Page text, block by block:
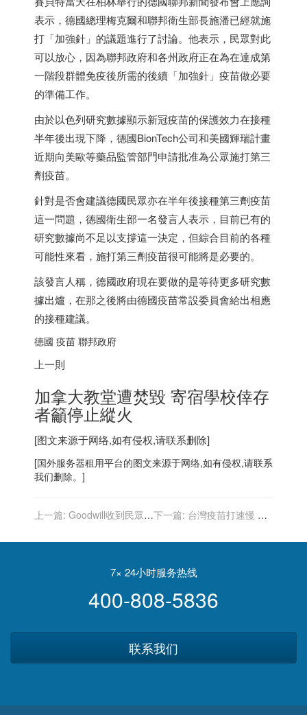
表示，德國總理梅克爾和聯邦衛生部長施潘已經就施
打「加強針」的議題進行了討論。他表示，民眾對此
可以放心，因為聯邦政府和各州政府正在為在達成第
一階段群體免疫後所需的後續「加強針」疫苗做必要
的準備工作。
由於以色列研究數據顯示新冠疫苗的保護效力在接種
半年後出現下降，德國BionTech公司和美國輝瑞計畫
近期向美歐等藥品監管部門申請批准為公眾施打第三
劑疫苗。
針對是否會建議德國民眾亦在半年後接種第三劑疫苗
這一問題，德國衛生部一名發言人表示，目前已有的
研究數據尚不足以支撐這一決定，但綜合目前的各種
可能性來看，施打第三劑疫苗很可能將是必要的。
該發言人稱，德國政府現在要做的是等待更多研究數
據出爐，在那之後將由德國疫苗常設委員會給出相應
的接種建議。
德國 疫苗 聯邦政府
上一則
加拿大教堂遭焚毀 寄宿學校倖存
者籲停止縱火
[图文来源于网络,如有侵权,请联系删除]
[国外服务器租用平台的图文来源于网络,如有侵权,请联系
我们删除。]
上一篇: Goodwill收到民眾捐下一篇: 台灣疫苗打速慢 憂2
7× 24小时服务热线
400-808-5836
联系我们